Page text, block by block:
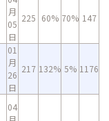
月
05
日
225 60% 70% 147
01
月
26
日
217 132% 5% 1176
04